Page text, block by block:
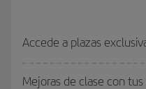
Accede a plazas
Mejoras de clase con tus